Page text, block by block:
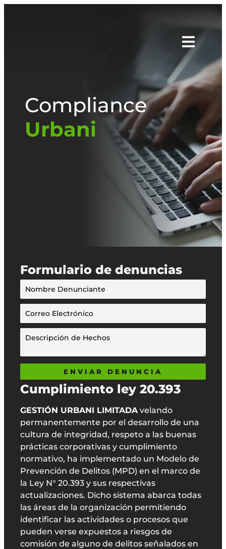
Compliance
Urbani
Formulario de denuncias
ENVIAR DENUNCIA
Cumplimiento ley 20.393
GESTIÓN URBANI LIMITADAvelando
permanentemente por el desarrollo de una
cultura de integridad, respeto a las buenas
prácticas corporativas y cumplimiento
normativo, ha implementado un Modelo de
Prevención de Delitos (MPD) en el marco de
la Ley N° 20.393 y sus respectivas
actualizaciones. Dicho sistema abarca todas
las áreas de la organización permitiendo
identificar las actividades o procesos que
pueden verse expuestos a riesgos de
comisión de alguno de delitos señalados en